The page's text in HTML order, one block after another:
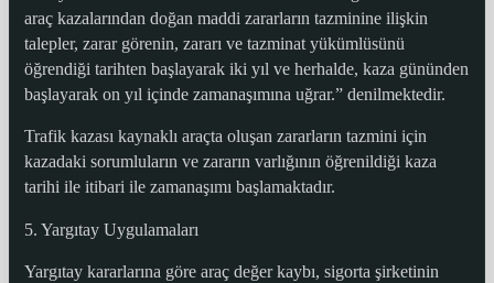
araç kazalarından doğan maddi zararların tazminine ilişkin
talepler, zarar görenin, zararı ve tazminat yükümlüsünü
öğrendiği tarihten başlayarak iki yıl ve herhalde, kaza gününden
başlayarak on yıl içinde zamanaşımına uğrar.” denilmektedir.
Trafik kazası kaynaklı araçta oluşan zararların tazmini için
kazadaki sorumluların ve zararın varlığının öğrenildiği kaza
tarihi ile itibari ile zamanaşımı başlamaktadır.
5. Yargıtay Uygulamaları
Yargıtay kararlarına göre araç değer kaybı, sigorta şirketinin